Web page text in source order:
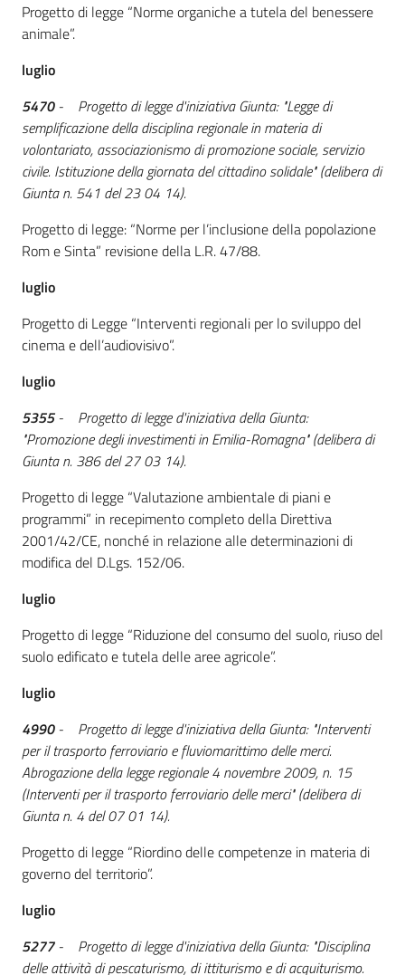
Progetto di legge “Norme organiche a tutela del benessere
animale”.
luglio
5470 - Progetto di legge d'iniziativa Giunta: "Legge di
semplificazione della disciplina regionale in materia di
volontariato, associazionismo di promozione sociale, servizio
civile. Istituzione della giornata del cittadino solidale" (delibera di
Giunta n. 541 del 23 04 14).
Progetto di legge: “Norme per l’inclusione della popolazione
Rom e Sinta” revisione della L.R. 47/88.
luglio
Progetto di Legge “Interventi regionali per lo sviluppo del
cinema e dell’audiovisivo”.
luglio
5355- Progetto di legge d'iniziativa della Giunta:
"Promozione degli investimenti in Emilia-Romagna" (delibera di
Giunta n. 386 del 27 03 14).
Progetto di legge “Valutazione ambientale di piani e
programmi” in recepimento completo della Direttiva
2001/42/CE, nonché in relazione alle determinazioni di
modifica del D.Lgs. 152/06.
luglio
Progetto di legge “Riduzione del consumo del suolo, riuso del
suolo edificato e tutela delle aree agricole”.
luglio
4990 - Progetto di legge d'iniziativa della Giunta: "Interventi
per il trasporto ferroviario e fluviomarittimo delle merci.
Abrogazione della legge regionale 4 novembre 2009, n. 15
(Interventi per il trasporto ferroviario delle merci" (delibera di
Giunta n. 4 del 07 01 14).
Progetto di legge “Riordino delle competenze in materia di
governo del territorio”.
luglio
5277 - Progetto di legge d'iniziativa della Giunta: "Disciplina
delle attività di pescaturismo, di ittiturismo e di acquiturismo.